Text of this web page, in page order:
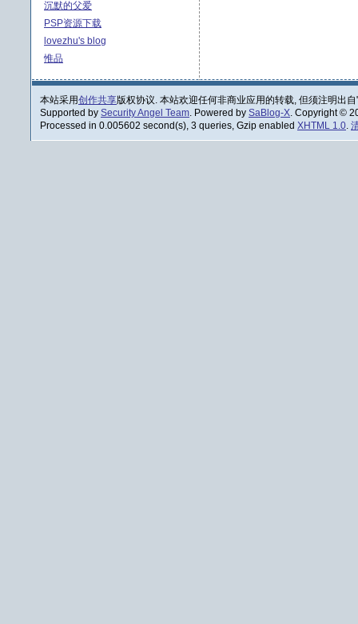
沉默的父爱
PSP资源下载
lovezhu's blog
惟品
本站采用创作共享版权协议. 本站欢迎任何非商业应用的转载, 但须注明出自
Supported by Security Angel Team. Powered by SaBlog-X. Copyright ©
Processed in 0.005602 second(s), 3 queries, Gzip enabled XHTML 1.0.